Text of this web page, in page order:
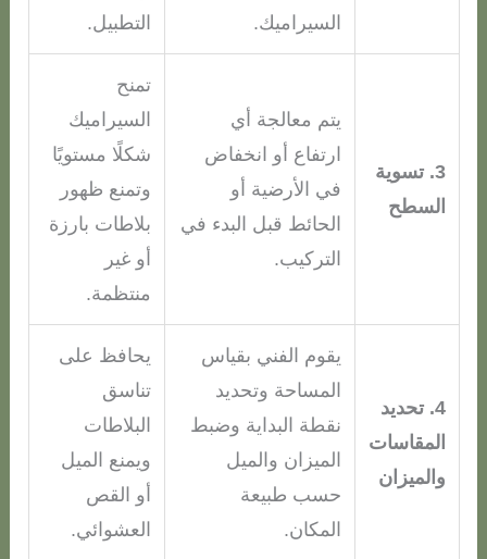
السيراميك.
التطبيل.
3. تسوية
السطح
يتم معالجة أي
ارتفاع أو انخفاض
في الأرضية أو
الحائط قبل البدء في
التركيب.
تمنح
السيراميك
شكلًا مستويًا
وتمنع ظهور
بلاطات بارزة
أو غير
منتظمة.
4. تحديد
المقاسات
والميزان
يقوم الفني بقياس
المساحة وتحديد
نقطة البداية وضبط
الميزان والميل
حسب طبيعة
المكان.
يحافظ على
تناسق
البلاطات
ويمنع الميل
أو القص
العشوائي.